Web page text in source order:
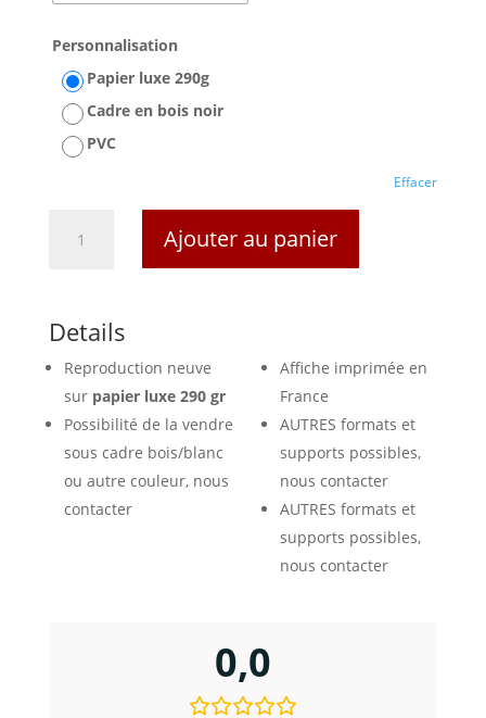
Personnalisation
Papier luxe 290g
Cadre en bois noir
PVC
Effacer
des
Remparts
-
Angoulême
1987
Ajouter au panier
Details
Reproduction neuve
sur papier luxe 290 gr
Possibilité de la vendre
sous cadre bois/blanc
ou autre couleur, nous
contacter
Affiche imprimée en
France
AUTRES formats et
supports possibles,
nous contacter
AUTRES formats et
supports possibles,
nous contacter
0,0